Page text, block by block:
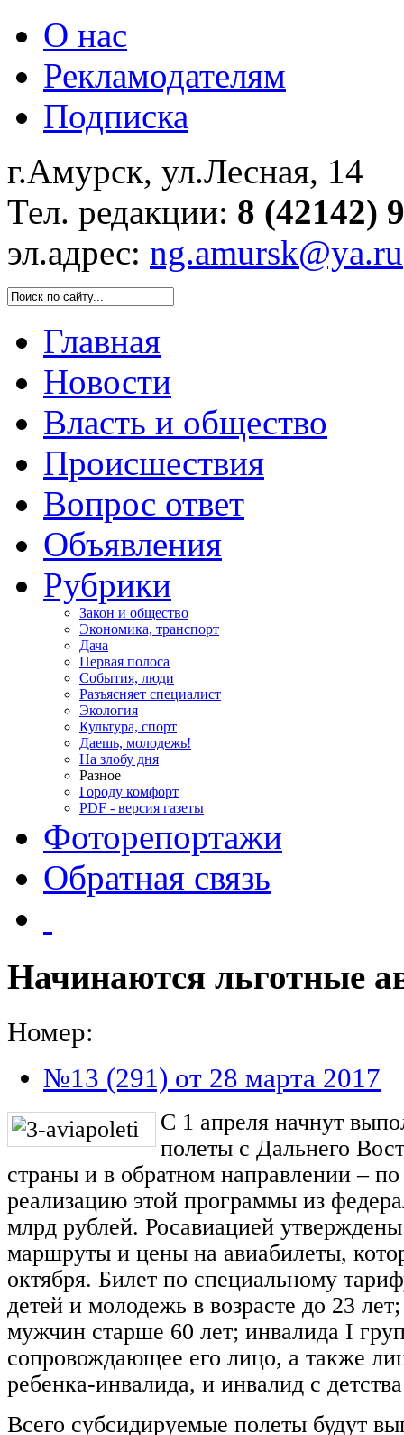
О нас
Рекламодателям
Подписка
г.Амурск, ул.Лесная, 14
Тел. редакции: 8 (42142)
эл.адрес: ng.amursk@ya.ru
Главная
Новости
Власть и общество
Происшествия
Вопрос ответ
Объявления
Рубрики
Закон и общество
Экономика, транспорт
Дача
Первая полоса
События, люди
Разъясняет специалист
Экология
Культура, спорт
Даешь, молодежь!
На злобу дня
Разное
Городу комфорт
PDF - версия газеты
Фоторепортажи
Обратная связь
Начинаются льготные
Номер:
№13 (291) от 28 марта 2017
С 1 апреля начнут
полеты с Дальнего
страны и в обратном направлении –
реализацию этой программы из
млрд рублей. Росавиацией
маршруты и цены на авиабилеты,
октября. Билет по специальному
детей и молодежь в возрасте до 23
мужчин старше 60 лет; инвалида I
сопровождающее его лицо, а также
ребенка-инвалида, и инвалид с
Всего субсидируемые полеты будут